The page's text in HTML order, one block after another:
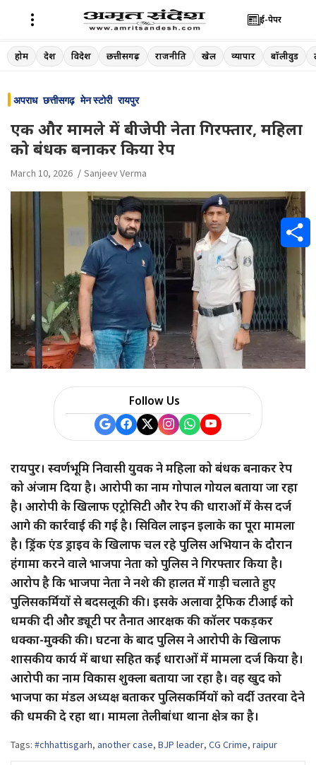
Skip
to
ई-पेपर
होम देश विदेश छत्तीसगढ़ राजनीति खेल व्यापार बॉलीवुड
अपराध छत्तीसगढ़ मेन स्टोरी रायपुर
एक और मामले में बीजेपी नेता गिरफ्तार, महिला
को बंधक बनाकर किया रेप
March 10, 2026 Sanjeev Verma
Follow Us
रायपुर। स्वर्णभूमि निवासी युवक ने महिला को बंधक बनाकर रेप
को अंजाम दिया है। आरोपी का नाम गोपाल गोयल बताया जा रहा
है। आरोपी के खिलाफ एट्रोसिटी और रेप की धाराओं में केस दर्ज
आगे की कार्रवाई की गई है। सिविल लाइन इलाके का पूरा मामला
है। ड्रिंक एंड ड्राइव के खिलाफ चल रहे पुलिस अभियान के दौरान
हंगामा करने वाले भाजपा नेता को पुलिस ने गिरफ्तार किया है।
आरोप है कि भाजपा नेता ने नशे की हालत में गाड़ी चलाते हुए
पुलिसकर्मियों से बदसलूकी की। इसके अलावा ट्रैफिक टीआई को
धमकी दी और ड्यूटी पर तैनात आरक्षक की कॉलर पकड़कर
धक्का-मुक्की की। घटना के बाद पुलिस ने आरोपी के खिलाफ
शासकीय कार्य में बाधा सहित कई धाराओं में मामला दर्ज किया है।
आरोपी का नाम विकास शुक्ला बताया जा रहा है। वह खुद को
भाजपा का मंडल अध्यक्ष बताकर पुलिसकर्मियों को वर्दी उतरवा देने
की धमकी दे रहा था। मामला तेलीबांधा थाना क्षेत्र का है।
Tags: #chhattisgarh, another case, BJP leader, CG Crime, raipur
S
a